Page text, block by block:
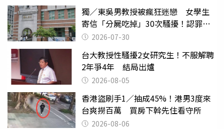
獨／東吳男教授被瘋狂迷戀 女學生
寄信「分屍吃掉」30次騷擾！認罪免
關 2026-07-30
台大教授性騷擾2女研究生！不服解聘
2年爭4年 結局出爐
2026-08-05
香港盜刷手1／抽成45%！港男3度來
台爽撈百萬 買房下斡先住看守所
2026-08-06